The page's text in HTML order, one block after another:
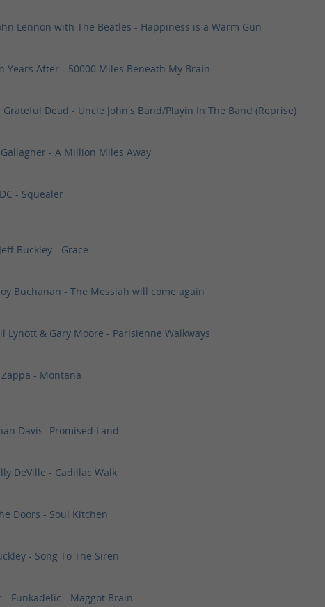
Lennon with The Beatles - Happiness is a Warm Gun
Years After - 50000 Miles Beneath My Brain
Dead - Uncle John's Band/Playin In The Band (Reprise)
- A Million Miles Away
- Squealer
Buckley - Grace
Buchanan - The Messiah will come again
Lynott & Gary Moore - Parisienne Walkways
- Montana
Davis -Promised Land
DeVille - Cadillac Walk
Doors - Soul Kitchen
- Song To The Siren
- Funkadelic - Maggot Brain